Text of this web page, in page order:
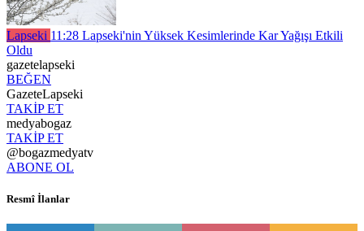
Lapseki 11:28 Lapseki'nin Yüksek Kesimlerinde Kar Yağışı Etkili
Oldu
gazetelapseki
BEĞEN
GazeteLapseki
TAKİP ET
medyabogaz
TAKİP ET
@bogazmedyatv
ABONE OL
Resmî İlanlar